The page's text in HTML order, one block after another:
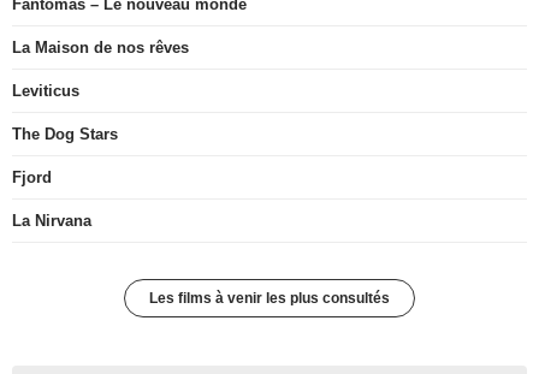
Fantômas – Le nouveau monde
La Maison de nos rêves
Leviticus
The Dog Stars
Fjord
La Nirvana
Les films à venir les plus consultés